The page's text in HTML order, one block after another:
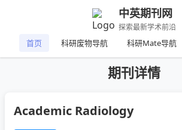
中英期刊网
探索最新学术前沿
首页 科研废物导航 科研Mate导航
期刊详情
Academic Radiology